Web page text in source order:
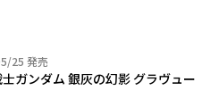
25 2026年05月25日
発売
ガンダム 銀灰の幻影 グラヴュー